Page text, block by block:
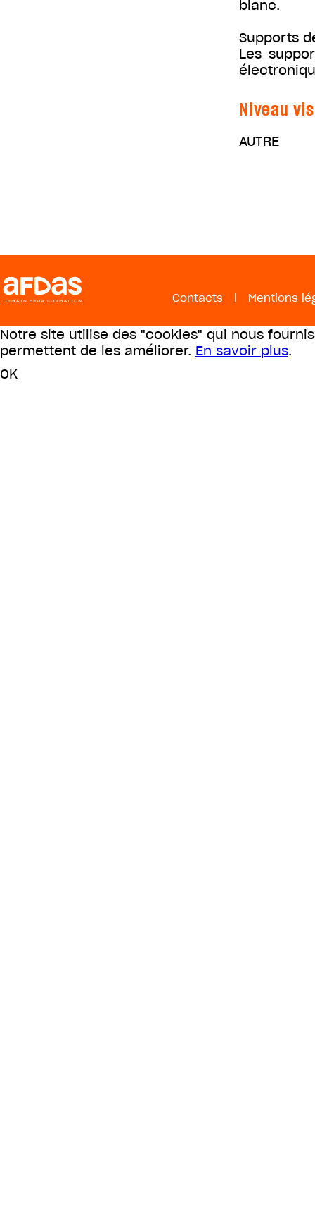
blanc.
Supports
Les
Niveau
AUTRE
Contacts | Mentions
Notre site utilise des "cookies" qui nous
permettent de les améliorer. En savoir plus.
OK